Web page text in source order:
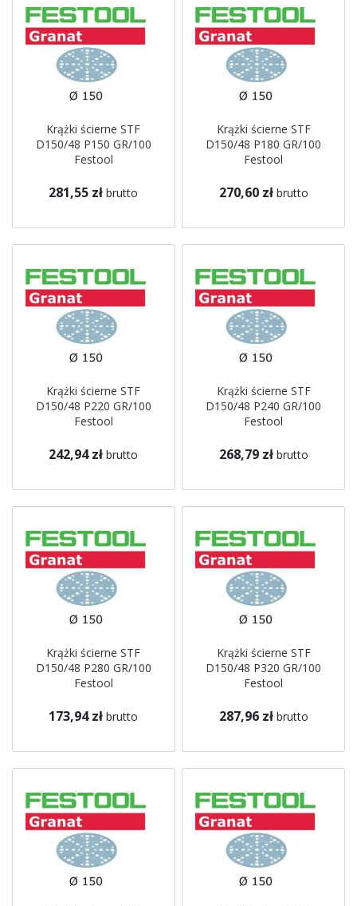
Krążki ścierne STF
D150/48 P150 GR/100
Festool
281,55 zł brutto
Krążki ścierne STF
D150/48 P180 GR/100
Festool
270,60 zł brutto
Krążki ścierne STF
D150/48 P220 GR/100
Festool
242,94 zł brutto
Krążki ścierne STF
D150/48 P240 GR/100
Festool
268,79 zł brutto
Krążki ścierne STF
D150/48 P280 GR/100
Festool
173,94 zł brutto
Krążki ścierne STF
D150/48 P320 GR/100
Festool
287,96 zł brutto